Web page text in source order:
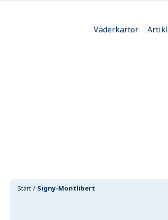
Väderkartor
Start
Signy-Montlibert